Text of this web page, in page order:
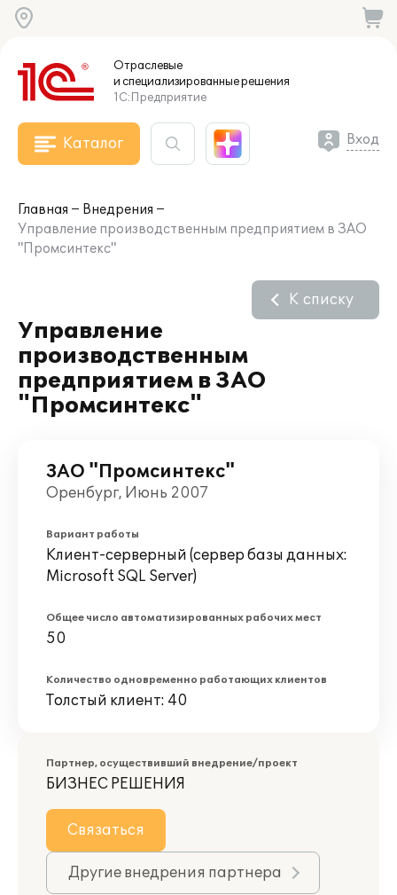
Отраслевые
и специализированныерешения
1С:Предприятие
Каталог Вход
Главная
Внедрения
Управление производственным предприятием в ЗАО
"Промсинтекс"
Управление
производственным
предприятием в ЗАО
"Промсинтекс"
К списку
ЗАО "Промсинтекс"
Оренбург, Июнь 2007
Вариант работы
Клиент-серверный (сервер базы данных:
Microsoft SQL Server)
Общее число автоматизированных рабочих мест
50
Количество одновременно работающих клиентов
Толстый клиент: 40
Партнер, осуществивший внедрение/проект
БИЗНЕС РЕШЕНИЯ
Связаться
Другие внедрения партнера